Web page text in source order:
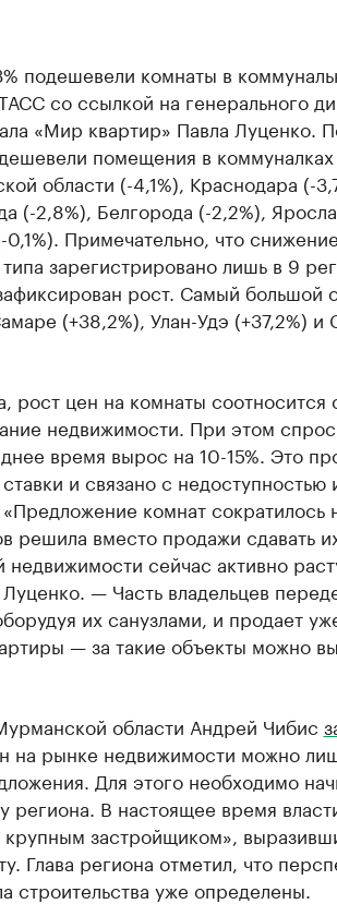
подешевели комнаты в
со ссылкой на генерального
«Мир квартир» Павла Луценко.
помещения в
области (-4,1%), Краснодара (-
(-2,8%), Белгорода (-2,2%),
Примечательно, что
зарегистрировано лишь в 9
рост. Самый большой
(+38,2%), Улан-Удэ (+37,2%) и
рост цен на комнаты
недвижимости. При этом спрос
время вырос на 10-15%. Это
и связано с недоступностью
комнат сократилось
решила вместо продажи сдавать
недвижимости сейчас активно
— Часть владельцев
их санузлами, и продает
— за такие объекты можно
области Андрей Чибис
на рынке недвижимости можно
Для этого необходимо
региона. В настоящее время
застройщиком»,
Глава региона отметил, что
строительства уже определены.